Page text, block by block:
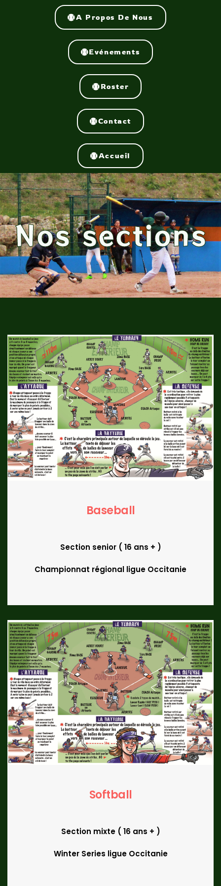
A Propos De Nous
Evénements
Roster
Contact
Accueil
Nos sections
Baseball
Section senior ( 16 ans + )
Championnat régional ligue Occitanie
Softball
Section mixte ( 16 ans + )
Winter Series ligue Occitanie